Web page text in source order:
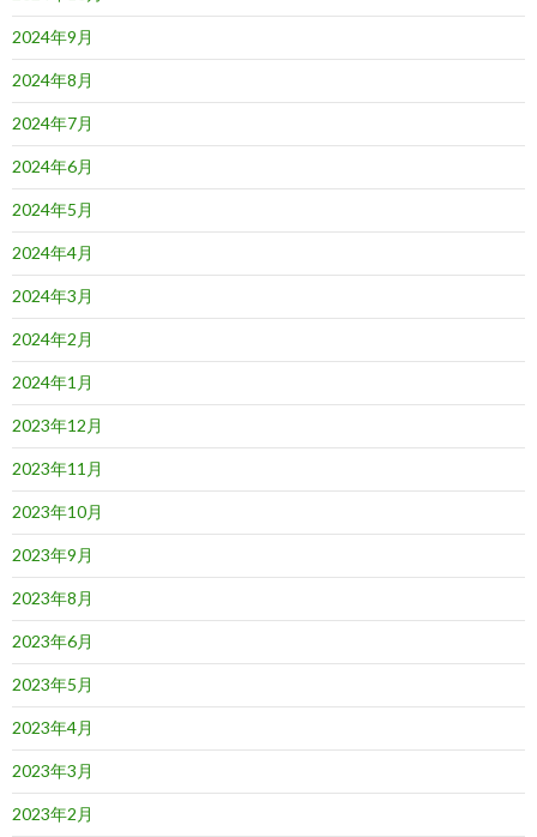
2024年9月
2024年8月
2024年7月
2024年6月
2024年5月
2024年4月
2024年3月
2024年2月
2024年1月
2023年12月
2023年11月
2023年10月
2023年9月
2023年8月
2023年6月
2023年5月
2023年4月
2023年3月
2023年2月